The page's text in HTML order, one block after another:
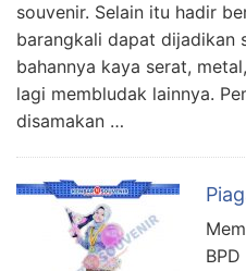
souvenir. Selain itu hadir
barangkali dapat dijadikan
bahannya kaya serat,
lagi membludak lainnya.
disamakan …